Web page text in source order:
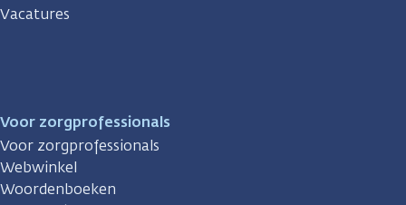
Vacatures
Voor zorgprofessionals
Voor zorgprofessionals
Webwinkel
Woordenboeken